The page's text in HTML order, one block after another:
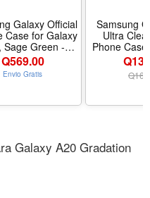
Galaxy Official
Case for Galaxy
Sage Green -
Sage Green -
A56 - Nombre
Silicone Case
Q569.00
Envio Gratis
Samsung
Ultra
Phone
Cover w/
Q
Galaxy A20 Gradation